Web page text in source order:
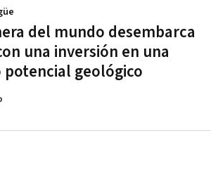
del mundo desembarca
una inversión en una
geológico